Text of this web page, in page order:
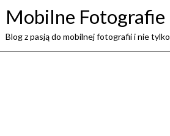
Mobilne Fotografie
Blog z pasją do mobilnej fotografii i nie tylko